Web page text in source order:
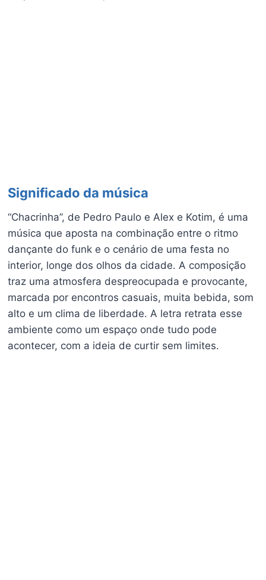
Significado da música
“Chacrinha”, de Pedro Paulo e Alex e Kotim, é uma
música que aposta na combinação entre o ritmo
dançante do funk e o cenário de uma festa no
interior, longe dos olhos da cidade. A composição
traz uma atmosfera despreocupada e provocante,
marcada por encontros casuais, muita bebida, som
alto e um clima de liberdade. A letra retrata esse
ambiente como um espaço onde tudo pode
acontecer, com a ideia de curtir sem limites.